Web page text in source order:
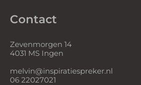
Contact
Zevenmorgen 14
4031 MS Ingen
melvin@inspiratiespreker.nl
06 22027021